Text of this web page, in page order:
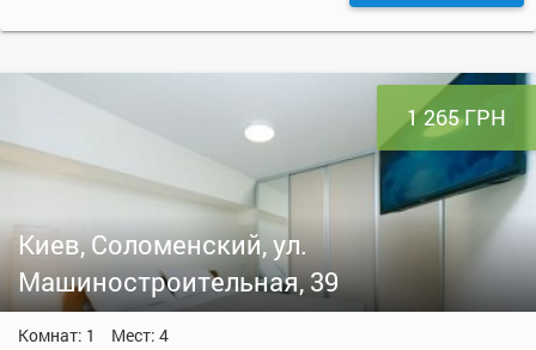
1 265 ГРН
Киев, Соломенский, ул.
Машиностроительная, 39
Комнат: 1 Мест: 4